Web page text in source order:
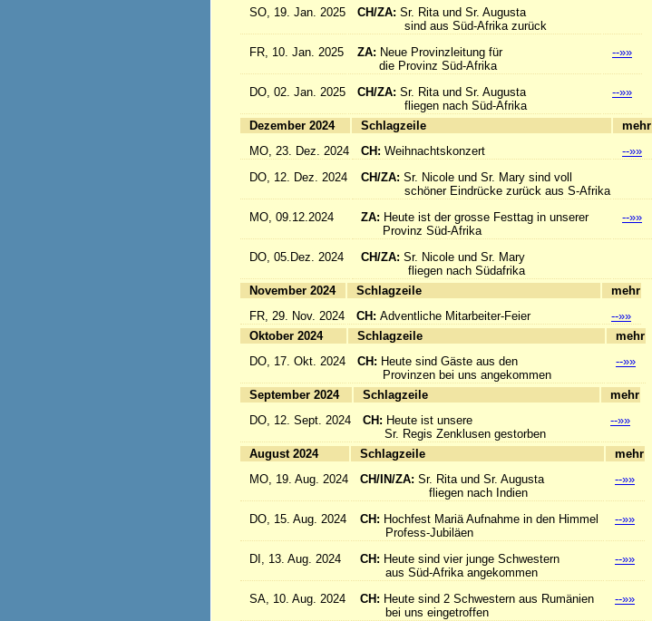
SO, 19. Jan. 2025 CH/ZA: Sr. Rita und Sr. Augusta
sind aus Süd-Afrika zurück
FR, 10. Jan. 2025
ZA: Neue Provinzleitung für
die Provinz Süd-Afrika
--»»
DO, 02. Jan. 2025 CH/ZA: Sr. Rita und Sr. Augusta
fliegen nach Süd-Afrika
--»»
Dezember 2024 Schlagzeile
mehr
MO, 23. Dez. 2024
CH: Weihnachtskonzert
--»»
DO, 12. Dez. 2024
CH/ZA: Sr. Nicole und Sr. Mary sind voll
schöner Eindrücke zurück aus S-Afrika
MO, 09.12.2024
ZA: Heute ist der grosse Festtag in unserer
Provinz Süd-Afrika
--»»
DO, 05.Dez. 2024 CH/ZA: Sr. Nicole und Sr. Mary
fliegen nach Südafrika
November 2024
Schlagzeile
mehr
FR, 29. Nov. 2024
CH: Adventliche Mitarbeiter-Feier
--»»
Oktober 2024
Schlagzeile
mehr
DO, 17. Okt. 2024
CH: Heute sind Gäste aus den
Provinzen bei uns angekommen
--»»
September 2024 Schlagzeile
mehr
DO, 12. Sept. 2024
CH: Heute ist unsere
Sr. Regis Zenklusen gestorben
--»»
August 2024 Schlagzeile
mehr
MO, 19. Aug. 2024
CH/IN/ZA: Sr. Rita und Sr. Augusta
fliegen nach Indien
--»»
DO, 15. Aug. 2024 CH: Hochfest Mariä Aufnahme in den Himmel
Profess-Jubiläen
--»»
DI, 13. Aug. 2024 CH: Heute sind vier junge Schwestern
aus Süd-Afrika angekommen
--»»
SA, 10. Aug. 2024 CH: Heute sind 2 Schwestern aus Rumänien
bei uns eingetroffen
--»»